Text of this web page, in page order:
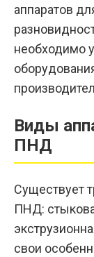
аппаратов
необходимо
Виды
ПНД
Существует
ПНД:
свои